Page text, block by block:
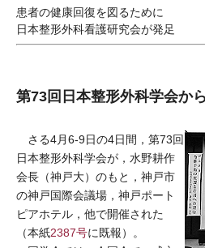
患者の健康回復を図るために
日本整形外科看護研究会が発足
第73回日本整形外科学会から
さる4月6-9日の4日間，第73回
日本整形外科学会が，水野耕作
会長（神戸大）のもと，神戸市
の神戸国際会議場，神戸ポート
ピアホテル，他で開催された
（本紙2387号に既報）。